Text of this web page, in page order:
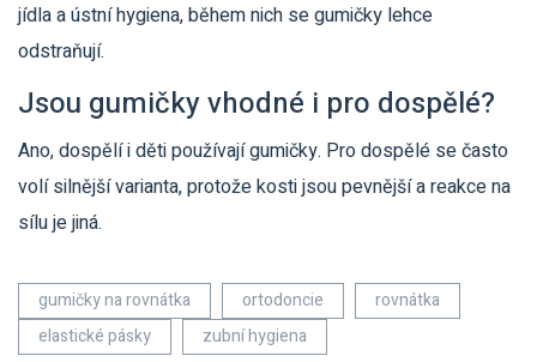
jídla a ústní hygiena, během nich se gumičky lehce
odstraňují.
Jsou gumičky vhodné i pro dospělé?
Ano, dospělí i děti používají gumičky. Pro dospělé se často
volí silnější varianta, protože kosti jsou pevnější a reakce na
sílu je jiná.
gumičky na rovnátka ortodoncie
rovnátka
elastické pásky
zubní hygiena